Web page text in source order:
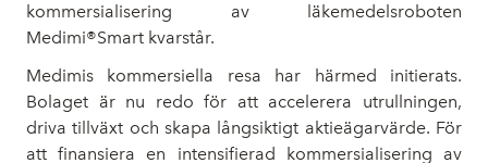
kommersialisering av läkemedelsroboten
Medimi®Smart kvarstår.
Medimis kommersiella resa har härmed initierats.
Bolaget är nu redo för att accelerera utrullningen,
driva tillväxt och skapa långsiktigt aktieägarvärde. För
att finansiera en intensifierad kommersialisering av